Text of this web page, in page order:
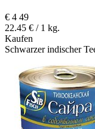
€ 4 49
22.45 € / 1 kg.
Kaufen
Schwarzer indischer